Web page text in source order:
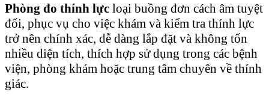
Phòng đo thính lực loại buồng đơn cách âm tuyệt
đối, phục vụ cho việc khám và kiểm tra thính lực
trở nên chính xác, dễ dàng lắp đặt và không tốn
nhiều diện tích, thích hợp sử dụng trong các bệnh
viện, phòng khám hoặc trung tâm chuyên về thính
giác.